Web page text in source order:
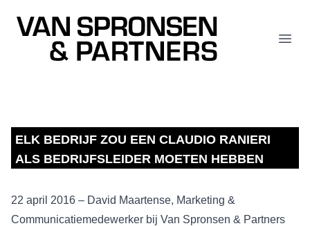
Van Spronsen & Partners
ELK BEDRIJF ZOU EEN CLAUDIO RANIERI
ALS BEDRIJFSLEIDER MOETEN HEBBEN
22 april 2016 – David Maartense, Marketing &
Communicatiemedewerker bij Van Spronsen & Partners